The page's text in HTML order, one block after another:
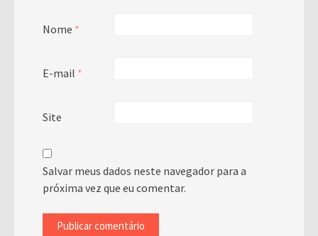
Nome *
E-mail *
Site
Salvar meus dados neste navegador para a
próxima vez que eu comentar.